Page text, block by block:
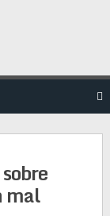
mal